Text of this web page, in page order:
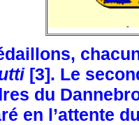
[3]. Le
du
en l’attente